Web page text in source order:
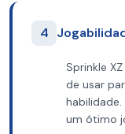
4
Sprinkle
de usar
um ótimo